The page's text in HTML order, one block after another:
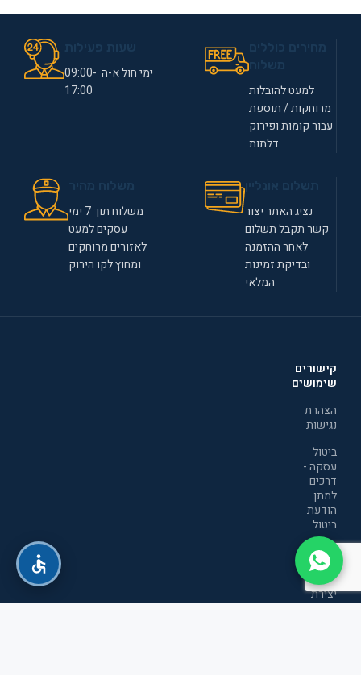
למעט להובלות
מרוחקות / תוספת
עבור קומות ופירוק
דלתות
ימי חול א-ה 09:00-
17:00
נציג האתר יצור
קשר תקבל תשלום
לאחר ההזמנה
ובדיקת זמינות
המלאי
משלוח תוך 7 ימי
עסקים למעט
לאזורים מרוחקים
ומחוץ לקו הירוק
קישורים
שימושים
הצהרת
נגישות
ביטול
עסקה -
דרכים
למתן
הודעת
ביטול
מדיניות
הפרטיות
יצירת